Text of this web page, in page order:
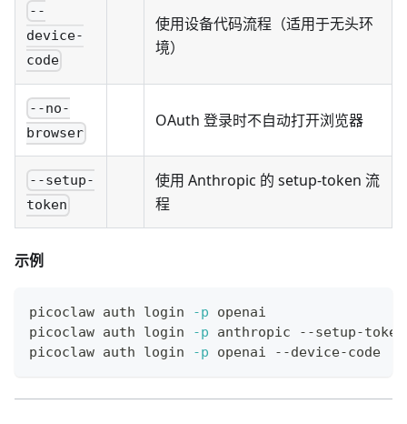
--
device-
code
使用设备代码流程（适用于无头环
境）
--no-
browser
OAuth 登录时不自动打开浏览器
--setup-
token
使用 Anthropic 的 setup-token 流
程
示例
picoclaw auth login -p openai
picoclaw auth login
-p anthropic --setup-token
picoclaw auth login
-p openai --device-code